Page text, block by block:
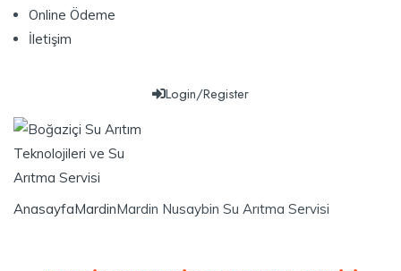
Online Ödeme
İletişim
Login/Register
AnasayfaMardinMardin Nusaybin Su Arıtma Servisi